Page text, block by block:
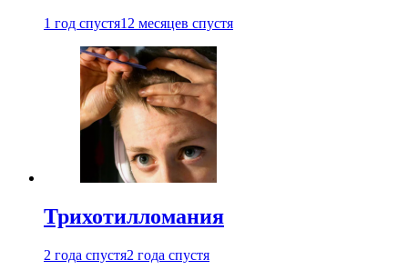
1 год спустя12 месяцев спустя
Трихотилломания
2 года спустя2 года спустя